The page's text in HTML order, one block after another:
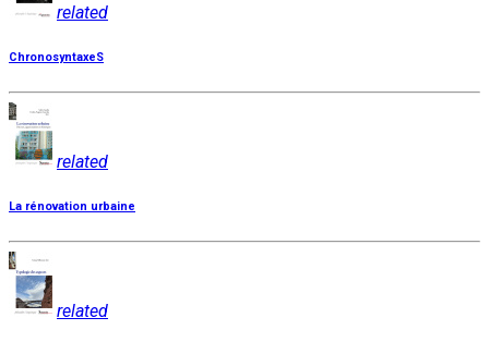
related
ChronosyntaxeS
related
La rénovation urbaine
related